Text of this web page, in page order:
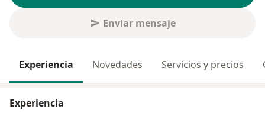
Enviar mensaje
Experiencia Novedades Servicios y precios
Experiencia